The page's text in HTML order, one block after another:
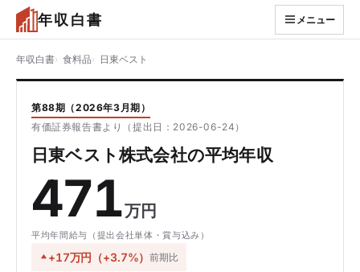
年収白書 メニュー
年収白書 食料品 日東ベスト
第88期（2026年3月期）
有価証券報告書より（提出日：2026-06-24）
日東ベスト株式会社の平均年収
471万円
平均年間給与（提出会社単体・賞与込み）
+17万円（+3.7%）前期比